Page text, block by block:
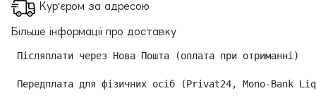
Кур'єром за адресою
Більше інформації про доставку
Післяплати через Нова Пошта (оплата при отриманні)
Передплата для фізичних осіб (Privat24, Mono-Bank